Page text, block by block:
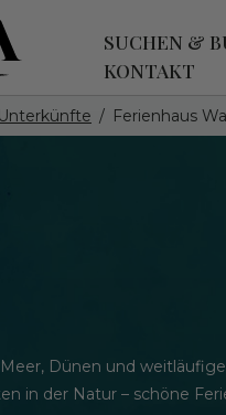
SUCHEN &
KONTAKT
Unterkünfte Ferienhaus
Dünen und
in der Natur – schöne